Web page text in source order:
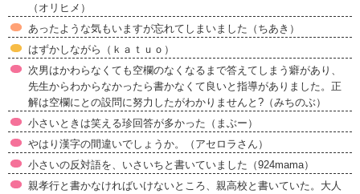
（オリヒメ）
あったような気もいますが忘れてしまいました（ちあき）
はずかしながら（ｋａｔｕｏ）
次男はかわらなくても空欄のなくなるまで答えてしまう癖があり、
先生からわからなかったら書かなくて良いと指導がありました。正
解は空欄にとの設問に努力したがわかりませんと?（みちのぶ）
小さいときは笑える珍回答が多かった（まぶー）
やはり漢字の間違いでしょうか。（アセロラさん）
小さいの反対語を、いさいちと書いていました（924mama）
親孝行と書かなければいけないところ、親高校と書いていた。大人